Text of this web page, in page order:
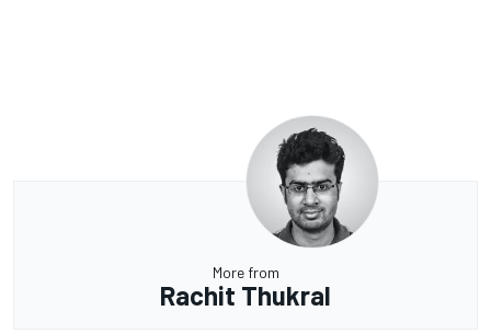
More from
Rachit Thukral